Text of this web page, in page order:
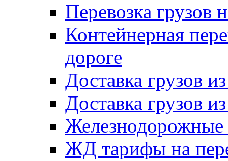
Перевозка грузов
Контейнерная
дороге
Доставка грузов
Доставка грузов
Железнодорожные
ЖД тарифы на